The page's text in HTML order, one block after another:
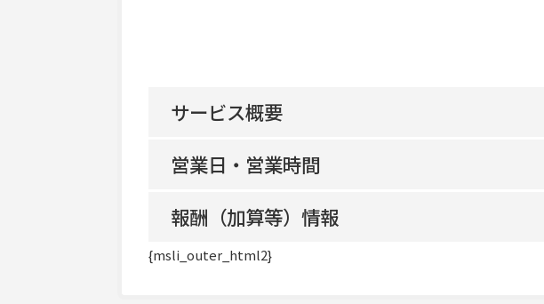
サービス概要
共生型サービス該当の有無
営業日・営業時間
報酬（加算等）情報
{msli_outer_html2}